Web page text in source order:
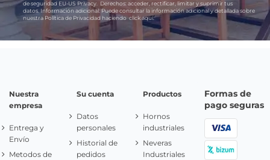
de seguridad EU-US Privacy. Derechos: acceder, rectificar, limitar y suprimir tus
datos.Información adicional:Puede consultar la información adicional y detallada sobre
nuestra Política de Privacidad haciendoclick aquí.
Nuestra
empresa
Entrega y
Envío
Metodos de
Su cuenta
Datos
personales
Historial de
pedidos
Productos
Hornos
industriales
Neveras
Industriales
Formas de
pago seguras